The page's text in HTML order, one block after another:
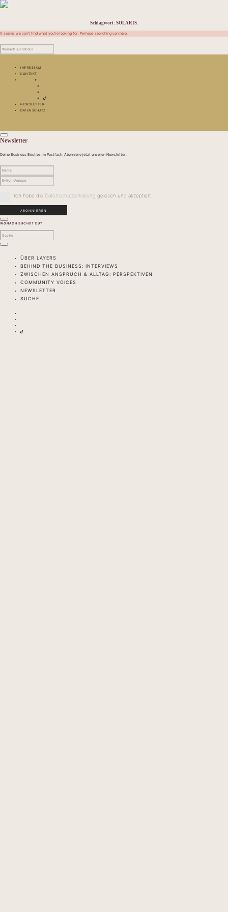
Schlagwort: SOLARIS.
It seems we can’t find what you’re looking for. Perhaps searching can help.
IMPRESSUM
KONTAKT
NEWSLETTER
DATENSCHUTZ
Newsletter
Deine Business Besties im Postfach. Abonniere jetzt unseren Newsletter.
Ich habe die Datenschutzerklärung gelesen und akzeptiert.
WONACH SUCHST DU?
ÜBER LAYERS
BEHIND THE BUSINESS: INTERVIEWS
ZWISCHEN ANSPRUCH & ALLTAG: PERSPEKTIVEN
COMMUNITY VOICES
NEWSLETTER
SUCHE